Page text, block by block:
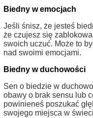
Biedny w emocjach
Jeśli śnisz, że jesteś
że czujesz się
swoich uczuć. Może to
nad swoimi emocjami.
Biedny w duchowości
Sen o biedzie w
obawy o brak sensu lub
powinieneś poszukać
swojego miejsca w